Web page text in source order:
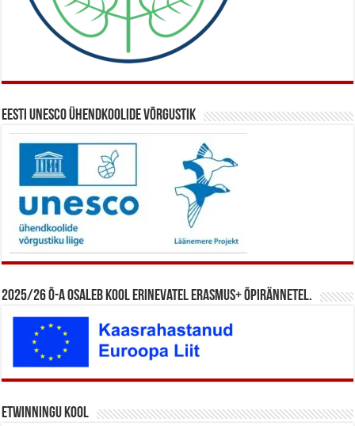
Eesti UNESCO ühendkoolide võrgustik
2025/26 õ-a osaleb kool erinevatel Erasmus+ õpirännetel.
eTwinningu kool